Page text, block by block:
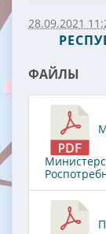
28.09.2021
ФАЙЛЫ